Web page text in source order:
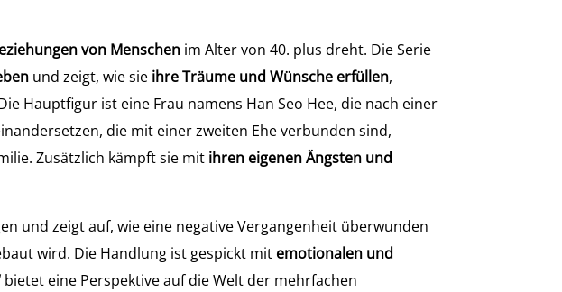
von Menschen im Alter von 40. plus dreht. Die Serie
und zeigt, wie sie ihre Träume und Wünsche erfüllen,
Hauptfigur ist eine Frau namens Han Seo Hee, die nach einer
die mit einer zweiten Ehe verbunden sind,
Zusätzlich kämpft sie mit ihren eigenen Ängsten und
und zeigt auf, wie eine negative Vergangenheit überwunden
wird. Die Handlung ist gespickt mit emotionalen und
bietet eine Perspektive auf die Welt der mehrfachen